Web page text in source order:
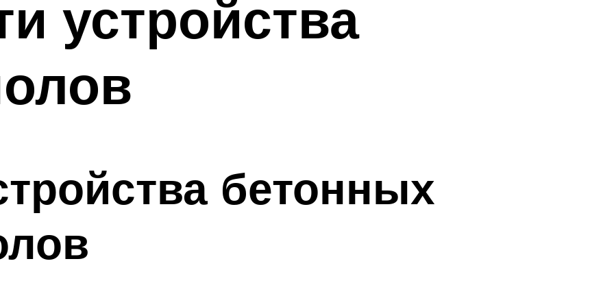
устройства
бетонных